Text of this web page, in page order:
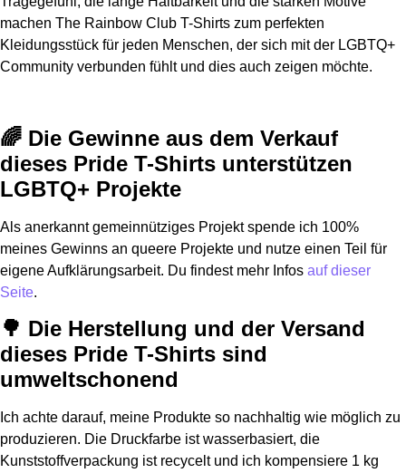
machen The Rainbow Club T-Shirts zum perfekten
Kleidungsstück für jeden Menschen, der sich mit der LGBTQ+
Community verbunden fühlt und dies auch zeigen möchte.
🌈 Die Gewinne aus dem Verkauf
dieses Pride T-Shirts unterstützen
LGBTQ+ Projekte
Als anerkannt gemeinnütziges Projekt spende ich 100%
meines Gewinns an queere Projekte und nutze einen Teil für
eigene Aufklärungsarbeit. Du findest mehr Infos auf dieser
Seite.
🌳 Die Herstellung und der Versand
dieses Pride T-Shirts sind
umweltschonend
Ich achte darauf, meine Produkte so nachhaltig wie möglich zu
produzieren. Die Druckfarbe ist wasserbasiert, die
Kunststoffverpackung ist recycelt und ich kompensiere 1 kg